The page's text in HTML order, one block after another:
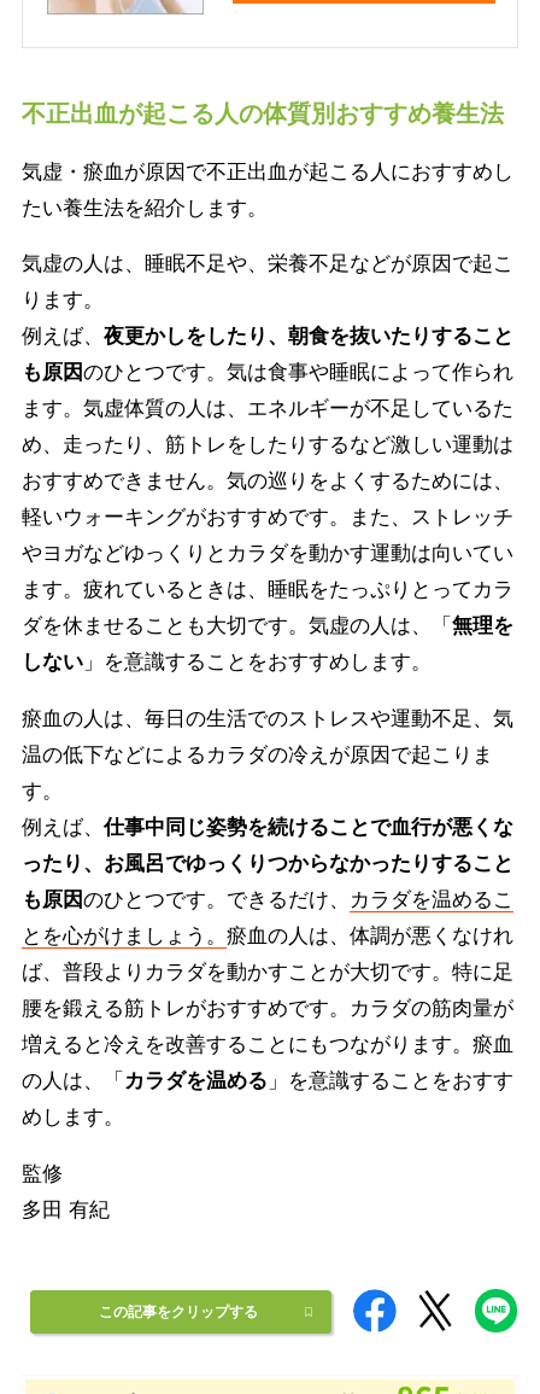
不正出血が起こる人の体質別おすすめ養生法
気虚・瘀血が原因で不正出血が起こる人におすすめし
たい養生法を紹介します。
気虚の人は、睡眠不足や、栄養不足などが原因で起こ
ります。
例えば、 夜更かしをしたり、朝食を抜いたりすること
も原因のひとつです。気は食事や睡眠によって作られ
ます。気虚体質の人は、エネルギーが不足しているた
め、走ったり、筋トレをしたりするなど激しい運動は
おすすめできません。気の巡りをよくするためには、
軽いウォーキングがおすすめです。また、ストレッチ
やヨガなどゆっくりとカラダを動かす運動は向いてい
ます。疲れているときは、睡眠をたっぷりとってカラ
ダを休ませることも大切です。気虚の人は、「 無理を
しない」を意識することをおすすめします。
瘀血の人は、毎日の生活でのストレスや運動不足、気
温の低下などによるカラダの冷えが原因で起こりま
す。
例えば、仕事中同じ姿勢を続けることで血行が悪くな
ったり、お風呂でゆっくりつからなかったりすること
も原因のひとつです。できるだけ、
カラダを温めるこ
とを心がけましょう。 瘀血の人は、体調が悪くなけれ
ば、普段よりカラダを動かすことが大切です。特に足
腰を鍛える筋トレがおすすめです。カラダの筋肉量が
増えると冷えを改善することにもつながります。瘀血
の人は、「 カラダを温める 」を意識することをおすす
めします。
監修
多田 有紀
この記事をクリップする